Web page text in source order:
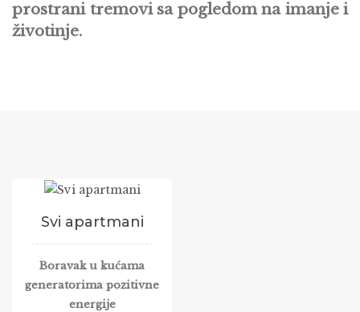
prostrani tremovi sa pogledom na imanje i
životinje.
Svi apartmani
Boravak u kućama
generatorima pozitivne
energije